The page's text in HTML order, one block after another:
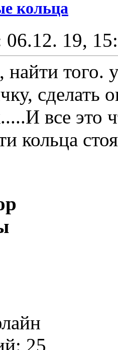
кольца
06.12. 19,
найти того.
сделать
все это
кольца
25